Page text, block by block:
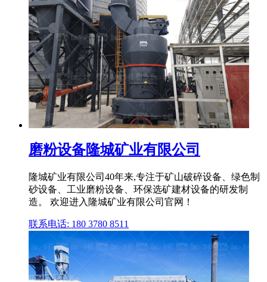
磨粉设备隆城矿业有限公司
隆城矿业有限公司40年来,专注于矿山破碎设备、绿色制
砂设备、工业磨粉设备、环保选矿建材设备的研发制
造。 欢迎进入隆城矿业有限公司官网！
联系电话: 180 3780 8511